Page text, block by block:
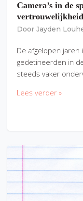
Camera’s in de
vertrouwelijkheid
Door Jayden
De afgelopen
gedetineerden in
steeds vaker
Lees verder »